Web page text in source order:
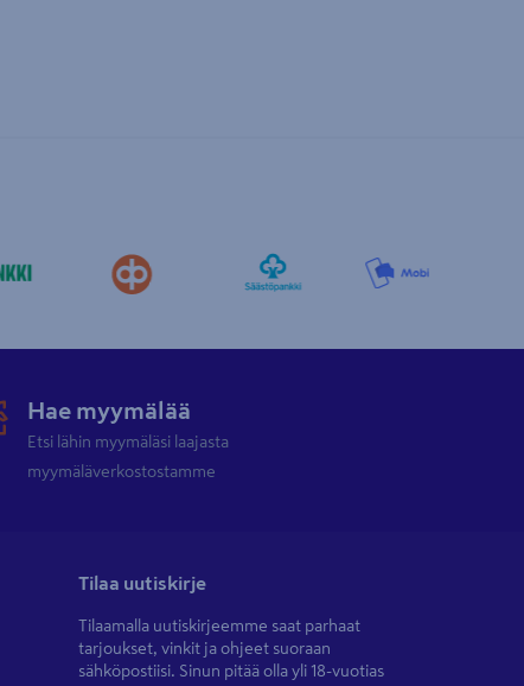
Hae myymälää
Etsi lähin myymäläsi laajasta
myymäläverkostostamme
Tilaa uutiskirje
Tilaamalla uutiskirjeemme saat parhaat
tarjoukset, vinkit ja ohjeet suoraan
sähköpostiisi. Sinun pitää olla yli 18-vuotias